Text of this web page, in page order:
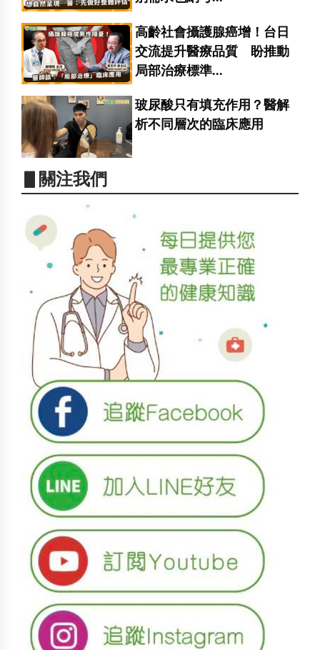
高齡社會攝護腺癌增！台日
交流提升醫療品質 盼推動
局部治療標準...
玻尿酸只有填充作用？醫解
析不同層次的臨床應用
▋關注我們